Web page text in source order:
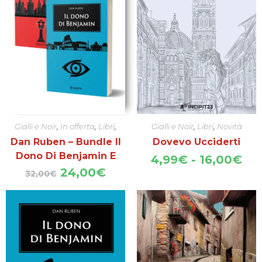
Gialli e Noir In offerta Libri
Novità
Dan Ruben – Bundle Il
Dono Di Benjamin E
Tre Mosse Avanti
32,00€ Il
era:
32,00€.
24,00€Il
attuale
è:
24,00€.
Gialli e Noir, Libri, Novità
Dovevo Ucciderti
4,99€ - 16,00€
da
a